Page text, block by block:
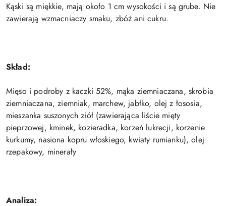
Kąski są miękkie, mają około 1 cm wysokości i są grube. Nie
zawierają wzmacniaczy smaku, zbóż ani cukru.
Skład:
Mięso i podroby z kaczki 52%, mąka ziemniaczana, skrobia
ziemniaczana, ziemniak, marchew, jabłko, olej z łososia,
mieszanka suszonych ziół (zawierająca liście mięty
pieprzowej, kminek, kozieradka, korzeń lukrecji, korzenie
kurkumy, nasiona kopru włoskiego, kwiaty rumianku),olej
rzepakowy, minerały
Analiza: